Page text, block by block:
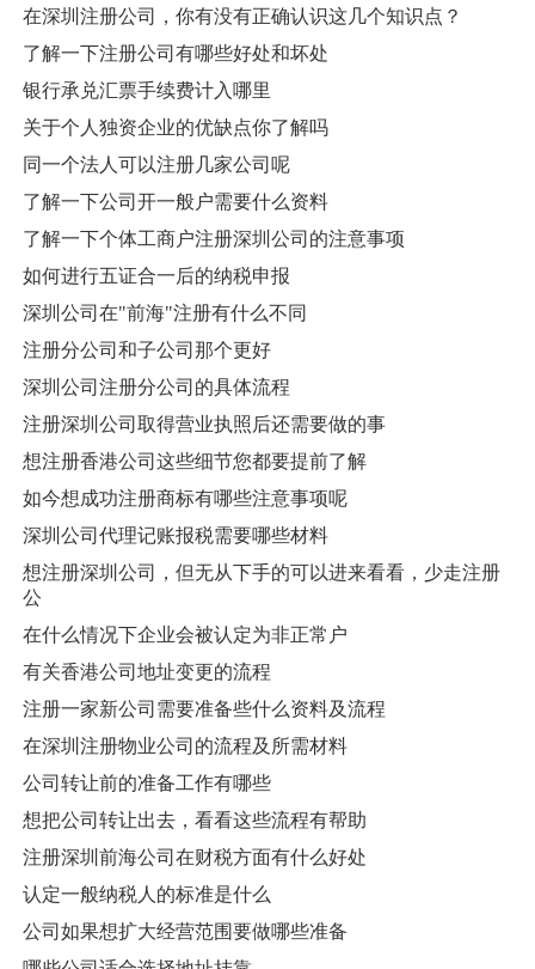
在深圳注册公司，你有没有正确认识这几个知识点？
了解一下注册公司有哪些好处和坏处
银行承兑汇票手续费计入哪里
关于个人独资企业的优缺点你了解吗
同一个法人可以注册几家公司呢
了解一下公司开一般户需要什么资料
了解一下个体工商户注册深圳公司的注意事项
如何进行五证合一后的纳税申报
深圳公司在"前海"注册有什么不同
注册分公司和子公司那个更好
深圳公司注册分公司的具体流程
注册深圳公司取得营业执照后还需要做的事
想注册香港公司这些细节您都要提前了解
如今想成功注册商标有哪些注意事项呢
深圳公司代理记账报税需要哪些材料
想注册深圳公司，但无从下手的可以进来看看，少走注册
公
在什么情况下企业会被认定为非正常户
有关香港公司地址变更的流程
注册一家新公司需要准备些什么资料及流程
在深圳注册物业公司的流程及所需材料
公司转让前的准备工作有哪些
想把公司转让出去，看看这些流程有帮助
注册深圳前海公司在财税方面有什么好处
认定一般纳税人的标准是什么
公司如果想扩大经营范围要做哪些准备